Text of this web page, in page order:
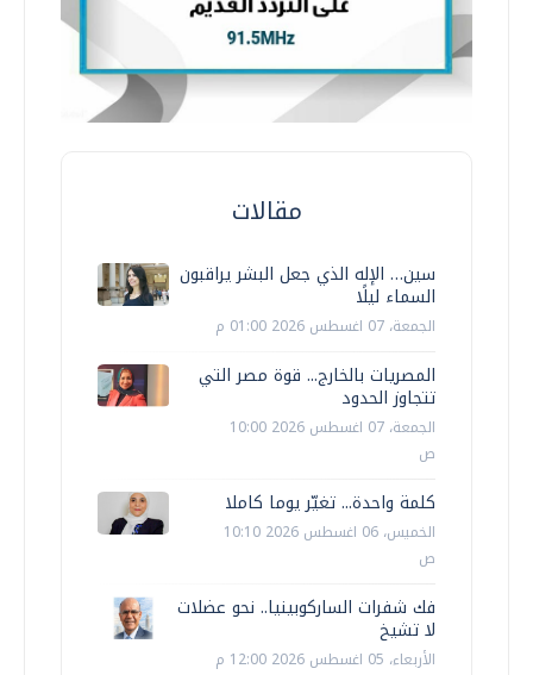
مقالات
سين… الإله الذي جعل البشر يراقبون
السماء ليلًا
الجمعة، 07 اغسطس 2026 01:00 م
المصريات بالخارج... قوة مصر التي
تتجاوز الحدود
الجمعة، 07 اغسطس 2026 10:00
ص
كلمة واحدة... تغيّر يوما كاملا
الخميس، 06 اغسطس 2026 10:10
ص
فك شفرات الساركوبينيا.. نحو عضلات
لا تشيخ
الأربعاء، 05 اغسطس 2026 12:00 م